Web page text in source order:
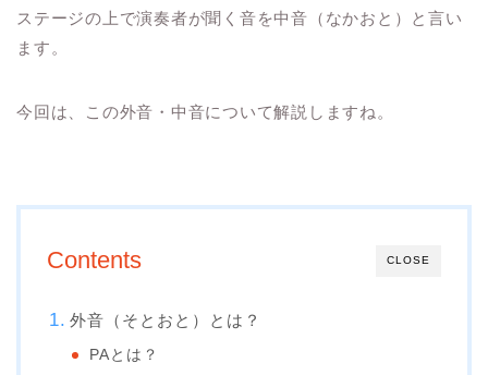
ステージの上で演奏者が聞く音を中音（なかおと）と言い
ます。
今回は、この外音・中音について解説しますね。
CLOSE
Contents
外音（そとおと）とは？
PAとは？